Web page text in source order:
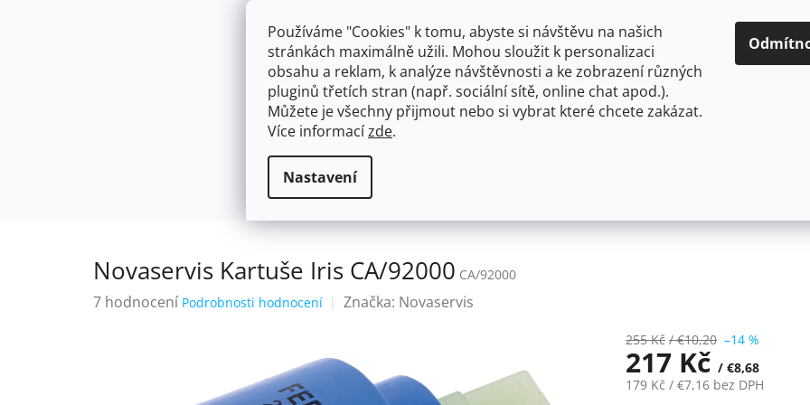
Používáme "Cookies" k tomu, abyste si návštěvu na našich
stránkách maximálně užili. Mohou sloužit k personalizaci
obsahu a reklam, k analýze návštěvnosti a ke zobrazení různých
pluginů třetích stran (např. sociální sítě, online chat apod.).
Můžete je všechny přijmout nebo si vybrat které chcete zakázat.
Více informacízde.
Nastavení
HLEDAT
NÁSTĚNNÉ 150/100MM SE SPRCHOU
VODOVODNÍ BATERIE Vodovodní baterie příslušenství
Novaservis Kartuše Iris CA/92000 CA/92000
Průměrné
7 hodnocení Podrobnosti hodnocení Značka: Novaservis
255 Kč / €10,20 –14 %
217 Kč / €8,68
179 Kč / €7,16 bez DPH